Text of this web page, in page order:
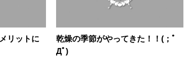
リットに
乾燥の季節がやってきた！！(；ﾟ
Дﾟ)